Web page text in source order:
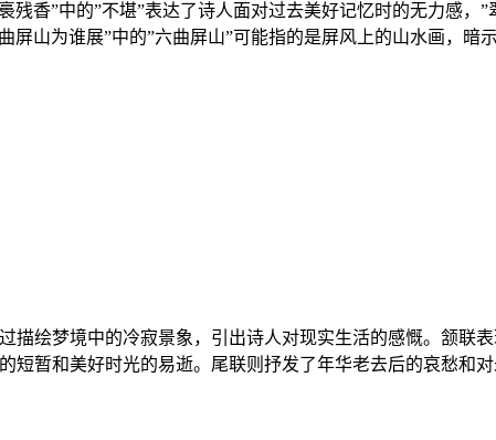
香”中的”不堪”表达了诗人面对过去美好记忆时的无力感，
山为谁展”中的”六曲屏山”可能指的是屏风上的山水画，
描绘梦境中的冷寂景象，引出诗人对现实生活的感慨。颔
暂和美好时光的易逝。尾联则抒发了年华老去后的哀愁和